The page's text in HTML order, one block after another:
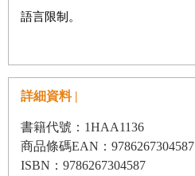
語言限制。
詳細資料 |
書籍代號：1HAA1136
商品條碼EAN：9786267304587
ISBN：9786267304587